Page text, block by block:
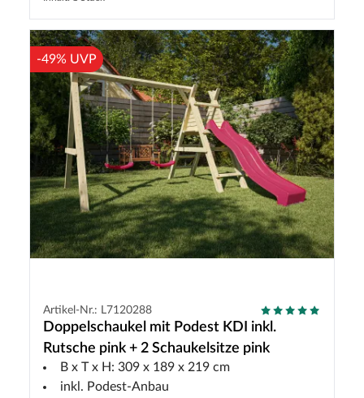
-49% UVP
Artikel-Nr.: L7120288
Doppelschaukel mit Podest KDI inkl.
Rutsche pink + 2 Schaukelsitze pink
B x T x H: 309 x 189 x 219 cm
inkl. Podest-Anbau